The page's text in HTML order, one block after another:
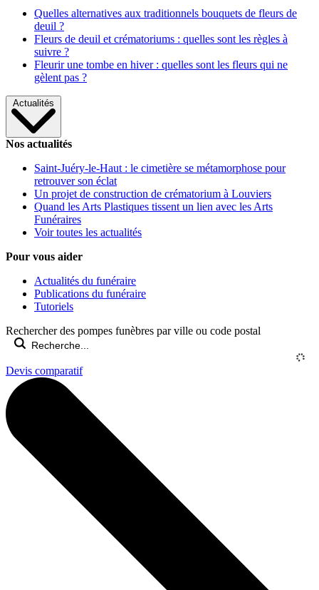
Quelles alternatives aux traditionnels bouquets de fleurs de
deuil ?
Fleurs de deuil et crématoriums : quelles sont les règles à
suivre ?
Fleurir une tombe en hiver : quelles sont les fleurs qui ne
gèlent pas ?
Actualités
Nos actualités
Saint-Juéry-le-Haut : le cimetière se métamorphose pour
retrouver son éclat
Un projet de construction de crématorium à Louviers
Quand les Arts Plastiques tissent un lien avec les Arts
Funéraires
Voir toutes les actualités
Pour vous aider
Actualités du funéraire
Publications du funéraire
Tutoriels
Rechercher des pompes funèbres par ville ou code postal
Devis comparatif